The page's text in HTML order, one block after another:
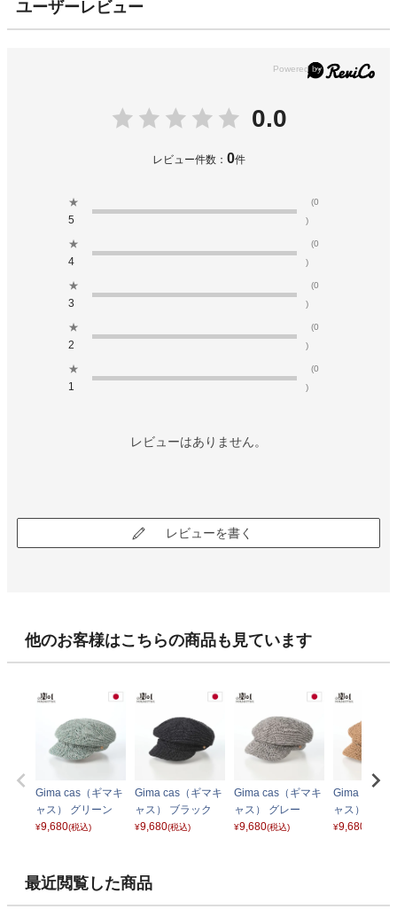
ユーザーレビュー
0.0
レビュー件数： 0件
★
5
(0
)
★
4
(0
)
★
3
(0
)
★
2
(0
)
★
1
(0
)
レビューはありません。
レビューを書く
他のお客様はこちらの商品も見ています
Gima cas（ギマキ
ャス） グリーン
¥9,680(税込)
Gima cas（ギマキ
ャス） ブラック
¥9,680(税込)
Gima cas（ギマキ
ャス） グレー
¥9,680(税込)
Gima cas（
ャス） ナチ
¥9,680
最近閲覧した商品